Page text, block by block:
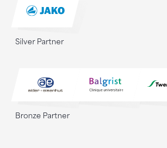
Silver Partner
Bronze Partner